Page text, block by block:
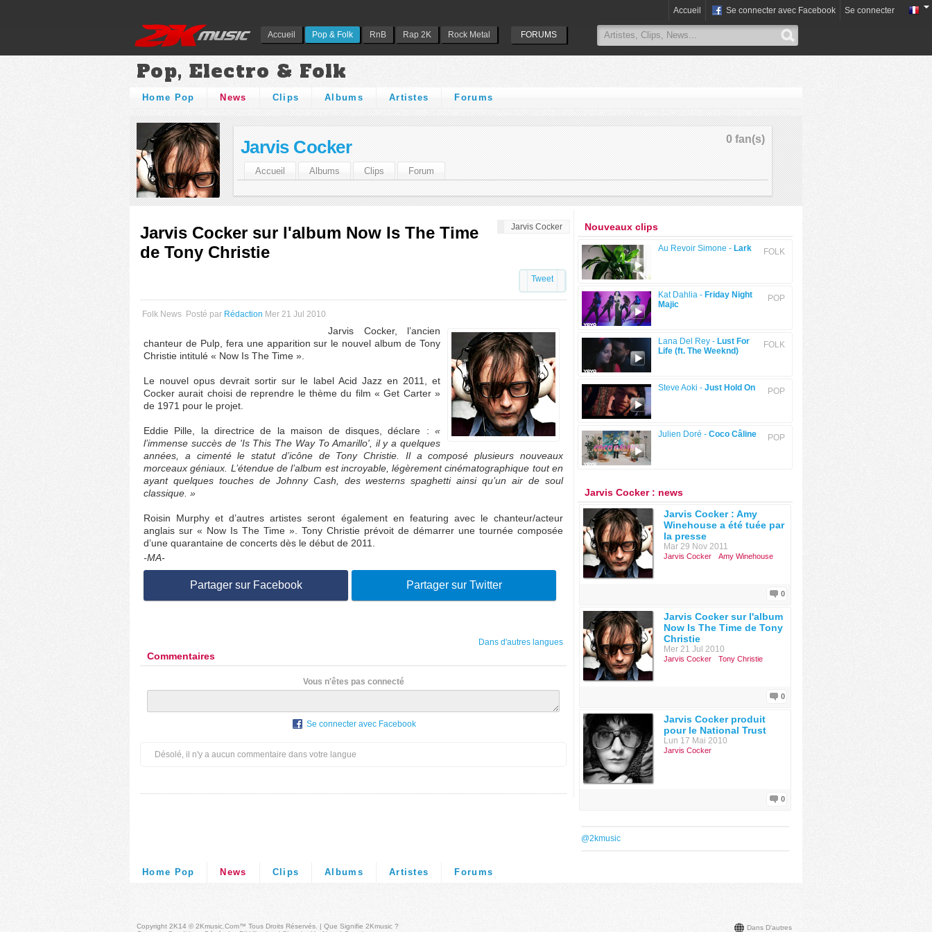
Accueil Pop & Folk RnB Rap 2K Rock Metal FORUMS
Accueil Se connecter avec Facebook Se connecter
Pop, Electro & Folk
Home Pop News Clips Albums Artistes Forums
0 fan(s)
Jarvis Cocker
Accueil Albums Clips Forum
Jarvis Cocker
Jarvis Cocker sur l'album Now Is The Time
de Tony Christie
Tweet
Folk News Posté par Rédaction Mer 21 Jul 2010
Jarvis Cocker, l’ancien
chanteur de Pulp, fera une apparition sur le nouvel album de Tony
Christie intitulé « Now Is The Time ».
Le nouvel opus devrait sortir sur le label Acid Jazz en 2011, et
Cocker aurait choisi de reprendre le thème du film « Get Carter »
de 1971 pour le projet.
Eddie Pille, la directrice de la maison de disques, déclare : «
l’immense succès de 'Is This The Way To Amarillo', il y a quelques
années, a cimenté le statut d’icône de Tony Christie. Il a composé plusieurs nouveaux
morceaux géniaux. L’étendue de l’album est incroyable, légèrement cinématographique tout en
ayant quelques touches de Johnny Cash, des westerns spaghetti ainsi qu’un air de soul
classique. »
Roisin Murphy et d’autres artistes seront également en featuring avec le chanteur/acteur
anglais sur « Now Is The Time ». Tony Christie prévoit de démarrer une tournée composée
d’une quarantaine de concerts dès le début de 2011.
-MA-
Partager sur Facebook Partager sur Twitter
Dans d'autres langues
Commentaires
Vous n'êtes pas connecté
Se connecter avec Facebook
Désolé, il n'y a aucun commentaire dans votre langue
Nouveaux clips
FOLK
Au Revoir Simone - Lark
POP
Kat Dahlia - Friday Night
Majic
FOLK
Lana Del Rey - Lust For
Life (ft. The Weeknd)
POP
Steve Aoki - Just Hold On
POP
Julien Doré - Coco Câline
Jarvis Cocker : news
Jarvis Cocker : Amy
Winehouse a été tuée par
la presse
Mar 29 Nov 2011
Jarvis Cocker Amy Winehouse
0
Jarvis Cocker sur l'album
Now Is The Time de Tony
Christie
Mer 21 Jul 2010
Jarvis Cocker Tony Christie
0
Jarvis Cocker produit
pour le National Trust
Lun 17 Mai 2010
Jarvis Cocker
0
@2kmusic
Home Pop News Clips Albums Artistes Forums
Dans D'autres
Copyright 2K14 © 2Kmusic.com™ Tous Droits Réservés . | Que Signifie 2Kmusic ?